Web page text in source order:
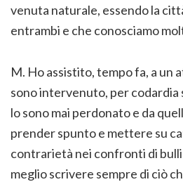
venuta naturale, essendo la
entrambi e che conosciamo
M. Ho assistito, tempo fa, a un
sono intervenuto, per
lo sono mai perdonato e da
prender spunto e mettere su
contrarietà nei confronti di
meglio scrivere sempre di ciò